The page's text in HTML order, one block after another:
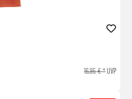
16,95 € *UVP